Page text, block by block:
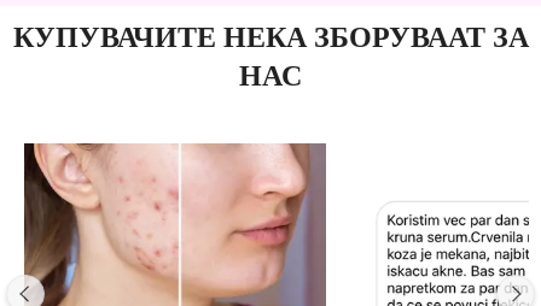
КУПУВАЧИТЕ НЕКА ЗБОРУВААТ ЗА
НАС